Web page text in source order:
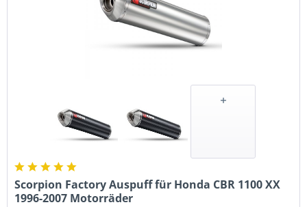
Scorpion Factory Auspuff für Honda CBR 1100 XX
1996-2007 Motorräder